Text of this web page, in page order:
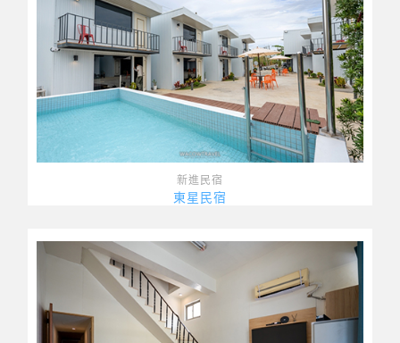
新進民宿
東星民宿